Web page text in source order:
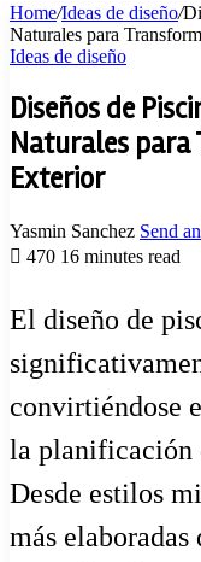
Home/Ideas de diseño/
Naturales para
Ideas de diseño
Diseños de
Naturales para
Exterior
Yasmin Sanchez Send
470 16 minutes read
El diseño de
convirtiéndose
la planificación
Desde estilos
más